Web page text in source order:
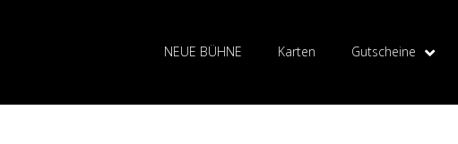
NEUE BÜHNE Karten Gutscheine